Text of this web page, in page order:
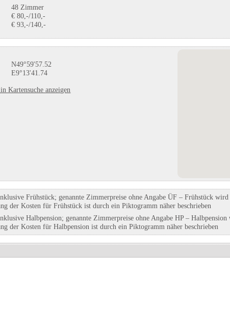
48 Zimmer
€ 80,-/110,-
€ 93,-/140,-
N49°59'57.52
E9°13'41.74
Kartensuche anzeigen
Frühstück; genannte Zimmerpreise ohne Angabe ÜF – Frühstück
der Kosten für Frühstück ist durch ein Piktogramm näher beschrieben
Halbpension; genannte Zimmerpreise ohne Angabe HP –
der Kosten für Halbpension ist durch ein Piktogramm näher beschrieben